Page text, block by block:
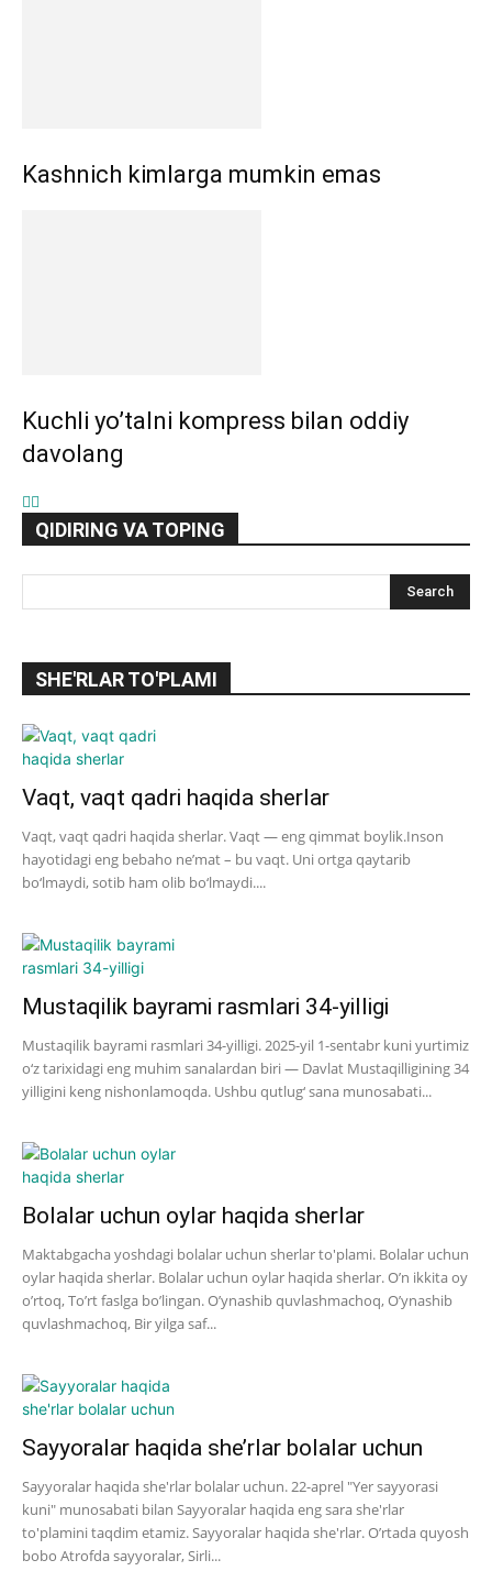
Kashnich kimlarga mumkin emas
Kuchli yo’talni kompress bilan oddiy
davolang
QIDIRING VA TOPING
SHE'RLAR TO'PLAMI
Vaqt, vaqt qadri haqida sherlar
Vaqt, vaqt qadri haqida sherlar. Vaqt — eng qimmat boylik.Inson
hayotidagi eng bebaho ne’mat – bu vaqt. Uni ortga qaytarib
bo‘lmaydi, sotib ham olib bo‘lmaydi....
Mustaqilik bayrami rasmlari 34-yilligi
Mustaqilik bayrami rasmlari 34-yilligi. 2025-yil 1-sentabr kuni yurtimiz
o‘z tarixidagi eng muhim sanalardan biri — Davlat Mustaqilligining 34
yilligini keng nishonlamoqda. Ushbu qutlug‘ sana munosabati...
Bolalar uchun oylar haqida sherlar
Maktabgacha yoshdagi bolalar uchun sherlar to'plami. Bolalar uchun
oylar haqida sherlar. Bolalar uchun oylar haqida sherlar. O’n ikkita oy
o’rtoq, To’rt faslga bo’lingan. O’ynashib quvlashmachoq, O’ynashib
quvlashmachoq, Bir yilga saf...
Sayyoralar haqida she’rlar bolalar uchun
Sayyoralar haqida she'rlar bolalar uchun. 22-aprel "Yer sayyorasi
kuni" munosabati bilan Sayyoralar haqida eng sara she'rlar
to'plamini taqdim etamiz. Sayyoralar haqida she'rlar. O’rtada quyosh
bobo Atrofda sayyoralar, Sirli...